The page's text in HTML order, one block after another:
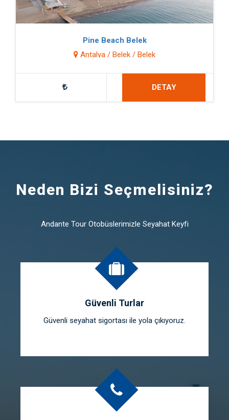
Pine Beach Belek
Antalya / Belek / Belek
DETAY
Neden Bizi Seçmelisiniz?
Andante Tour Otobüslerimizle Seyahat Keyfi
Güvenli Turlar
Güvenli seyahat sigortası ile yola çıkıyoruz.